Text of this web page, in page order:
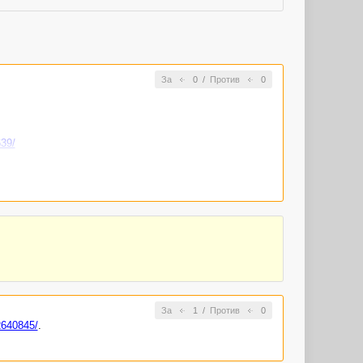
За 0/ Против 0
За 1 / Против 0
.